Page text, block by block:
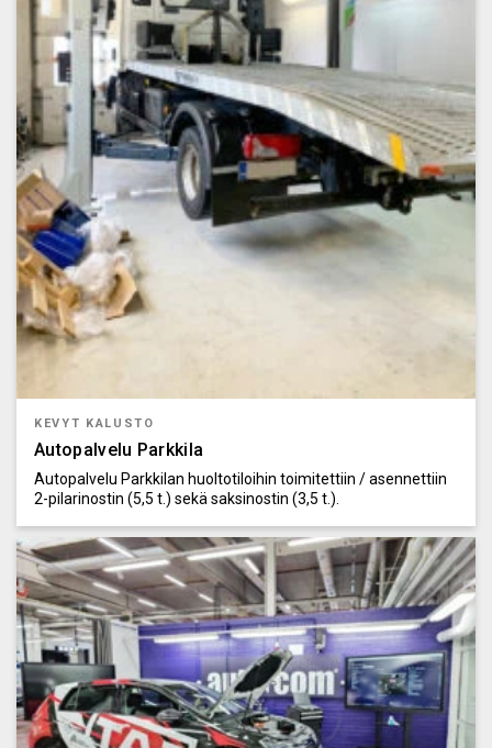
KEVYT KALUSTO
Autopalvelu Parkkila
Autopalvelu Parkkilan huoltotiloihin toimitettiin / asennettiin
2-pilarinostin (5,5 t.) sekä saksinostin (3,5 t.).